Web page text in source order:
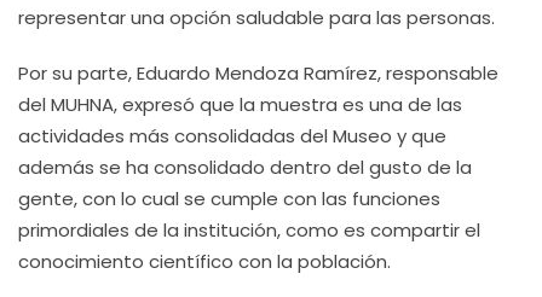
representar una opción saludable para las personas.
Por su parte, Eduardo Mendoza Ramírez, responsable
del MUHNA, expresó que la muestra es una de las
actividades más consolidadas del Museo y que
además se ha consolidado dentro del gusto de la
gente, con lo cual se cumple con las funciones
primordiales de la institución, como es compartir el
conocimiento científico con la población.